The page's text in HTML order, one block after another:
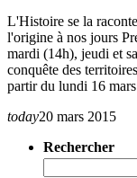
L'Histoire se la
l'origine à nos jours
mardi (14h), jeudi et
conquête des
partir du lundi 16
today20 mars 2015
Rechercher